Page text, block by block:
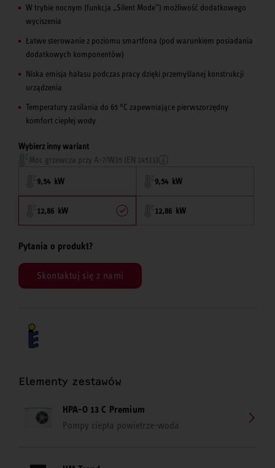
W trybie nocnym (funkcja „Silent Mode”) możliwość dodatkowego
wyciszenia
Łatwe sterowanie z poziomu smartfona (pod warunkiem posiadania
dodatkowych komponentów)
Niska emisja hałasu podczas pracy dzięki przemyślanej konstrukcji
urządzenia
Temperatury zasilania do 65 °C zapewniające pierwszorzędny
komfort ciepłej wody
Wybierz inny wariant
Moc grzewcza przy A-7/W35 (EN 14511)
9,54 kW 9,54 kW
12,86 kW 12,86 kW
Pytania o produkt?
Skontaktuj się z nami
Elementy zestawów
HPA-O 13 C Premium
Pompy ciepła powietrze-woda